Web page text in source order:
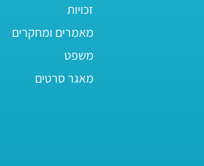
זכויות
מאמרים ומחקרים
משפט
מאגר סרטים